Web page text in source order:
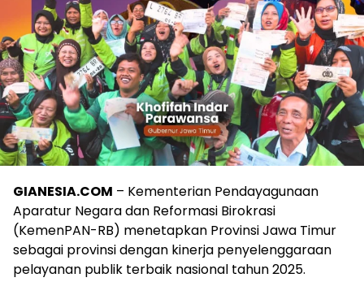
GIANESIA.COM – Kementerian Pendayagunaan
Aparatur Negara dan Reformasi Birokrasi
(KemenPAN-RB) menetapkan Provinsi Jawa Timur
sebagai provinsi dengan kinerja penyelenggaraan
pelayanan publik terbaik nasional tahun 2025.